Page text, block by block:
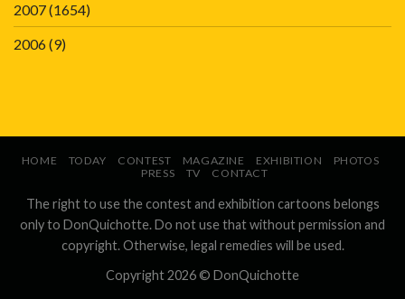
2007(1654)
2006(9)
HOME TODAY CONTEST MAGAZINE EXHIBITION
PHOTOS
PRESS
TV CONTACT
The right to use the contest and exhibition cartoons belongs
only to DonQuichotte. Do not use that without permission and
copyright. Otherwise, legal remedies will be used.
Copyright 2026 © DonQuichotte